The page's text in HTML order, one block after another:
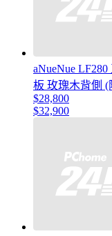
aNueNue
板 玫瑰木背側
$28,800
$32,900